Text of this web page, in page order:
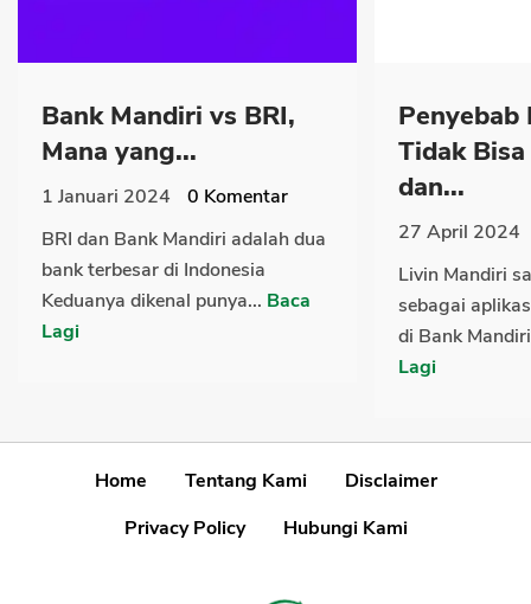
Bank Mandiri vs BRI,
Mana yang...
1 Januari 2024 0 Komentar
BRI dan Bank Mandiri adalah dua
bank terbesar di Indonesia
Keduanya dikenal punya... Baca
Lagi
Tidak
dan...
27 April 2024
Livin Mandiri
sebagai
di Bank
Lagi
Home Tentang Kami
Disclaimer
Privacy Policy
Hubungi Kami